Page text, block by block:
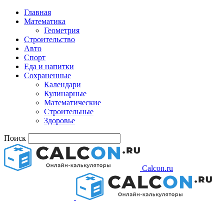
Главная
Математика
Геометрия
Строительство
Авто
Спорт
Еда и напитки
Сохраненные
Календари
Кулинарные
Математические
Строительные
Здоровье
Поиск
Calcon.ru